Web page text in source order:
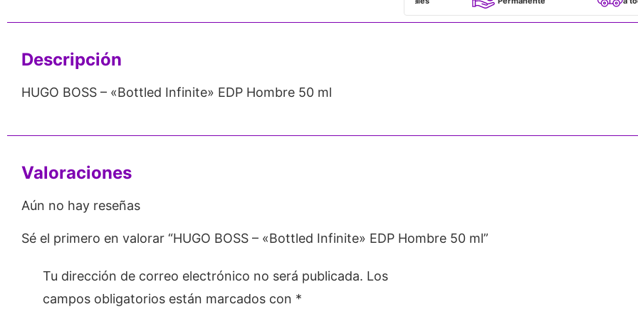
Descripción
HUGO BOSS – «Bottled Infinite» EDP Hombre 50 ml
Valoraciones
Aún no hay reseñas
Sé el primero en valorar “HUGO BOSS – «Bottled Infinite» EDP Hombre 50 ml”
Tu dirección de correo electrónico no será publicada. Los
campos obligatorios están marcados con *